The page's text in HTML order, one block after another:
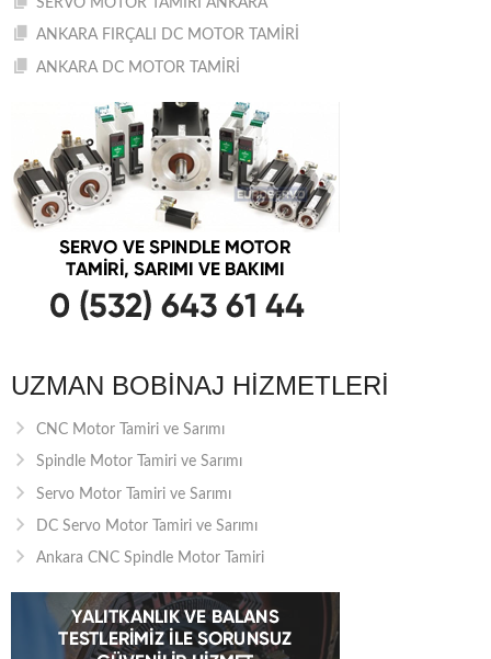
SERVO MOTOR TAMİRİ ANKARA
ANKARA FIRÇALI DC MOTOR TAMİRİ
ANKARA DC MOTOR TAMİRİ
UZMAN BOBINAJ HIZMETLERI
CNC Motor Tamiri ve Sarımı
Spindle Motor Tamiri ve Sarımı
Servo Motor Tamiri ve Sarımı
DC Servo Motor Tamiri ve Sarımı
Ankara CNC Spindle Motor Tamiri